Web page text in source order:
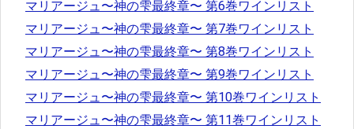
マリアージュ〜神の雫最終章〜 第6巻ワインリスト
マリアージュ〜神の雫最終章〜 第7巻ワインリスト
マリアージュ〜神の雫最終章〜 第8巻ワインリスト
マリアージュ〜神の雫最終章〜 第9巻ワインリスト
マリアージュ〜神の雫最終章〜 第10巻ワインリスト
マリアージュ〜神の雫最終章〜 第11巻ワインリスト